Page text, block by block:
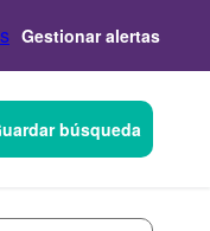
Gestionar alertas
búsqueda